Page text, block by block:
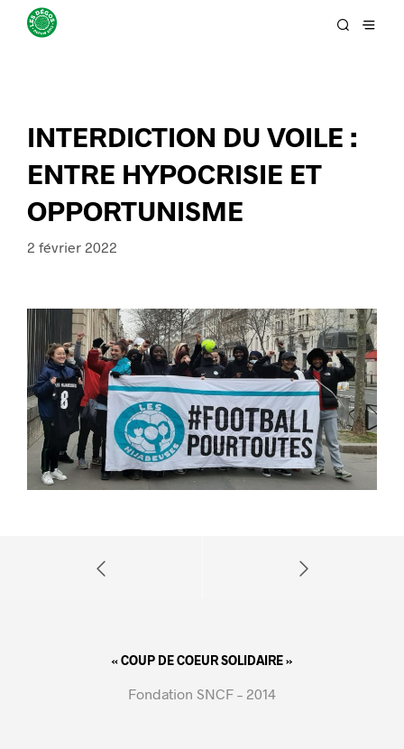
INTERDICTION DU VOILE :
ENTRE HYPOCRISIE ET
OPPORTUNISME
2 février 2022
« COUP DE COEUR SOLIDAIRE »
Fondation SNCF – 2014